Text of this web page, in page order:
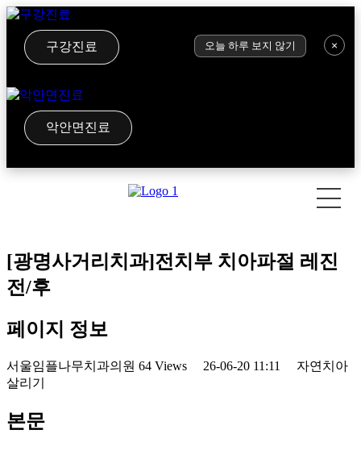
구강진료
악안면진료
×
오늘 하루 보지 않기
[광명사거리치과]전치부 치아파절 레진
전/후
페이지 정보
서울임플나무치과의원 64 Views 26-06-20 11:11
자연치아
살리기
본문